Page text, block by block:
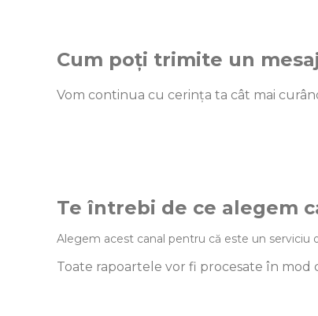
Cum poți trimite un
Vom continua cu cerința ta cât mai
Te întrebi de ce alegem
Alegem acest canal pentru că este un serviciu
Toate rapoartele vor fi procesate în mod